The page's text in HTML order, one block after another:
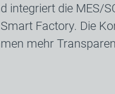
integriert die MES/
Factory. Die
mehr